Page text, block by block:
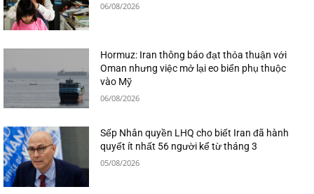
06/08/2026
Hormuz: Iran thông báo đạt thỏa thuận với
Oman nhưng việc mở lại eo biển phụ thuộc
vào Mỹ
06/08/2026
Sếp Nhân quyền LHQ cho biết Iran đã hành
quyết ít nhất 56 người kể từ tháng 3
05/08/2026